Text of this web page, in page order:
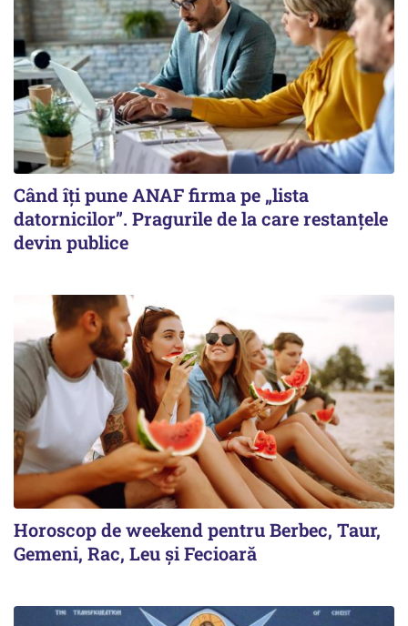
Când îți pune ANAF firma pe „lista
datornicilor”. Pragurile de la care restanțele
devin publice
Horoscop de weekend pentru Berbec, Taur,
Gemeni, Rac, Leu și Fecioară